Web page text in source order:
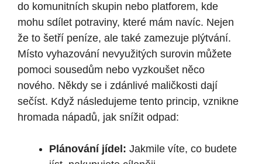
do komunitních skupin nebo platforem, kde
mohu sdílet potraviny, které mám navíc. Nejen
že to šetří peníze, ale také zamezuje plýtvání.
Místo vyhazování nevyužitých surovin můžete
pomoci sousedům nebo vyzkoušet něco
nového. Někdy se i zdánlivé maličkosti dají
sečíst. Když následujeme tento princip, vznikne
hromada nápadů, jak snížit odpad:
Plánování jídel: Jakmile víte, co budete